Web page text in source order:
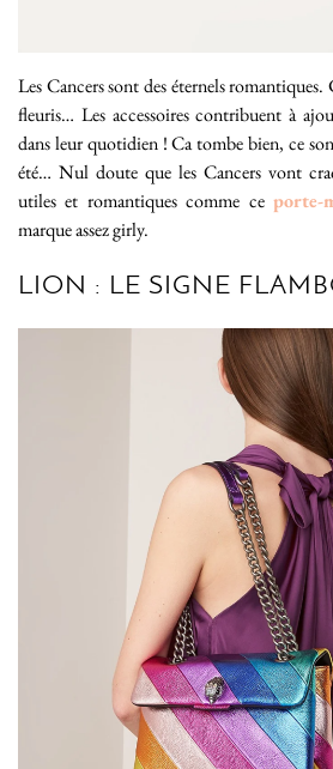
Les Cancers sont des éternels
fleuris… Les accessoires contribuent à
dans leur quotidien ! Ca tombe bien, ce
été… Nul doute que les Cancers vont
utiles et romantiques comme ce porte-
marque assez girly.
LION : LE SIGNE